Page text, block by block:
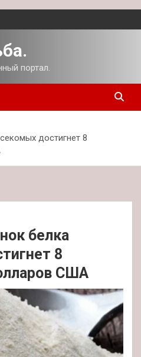
портал.
достигнет 8
белка
8
США